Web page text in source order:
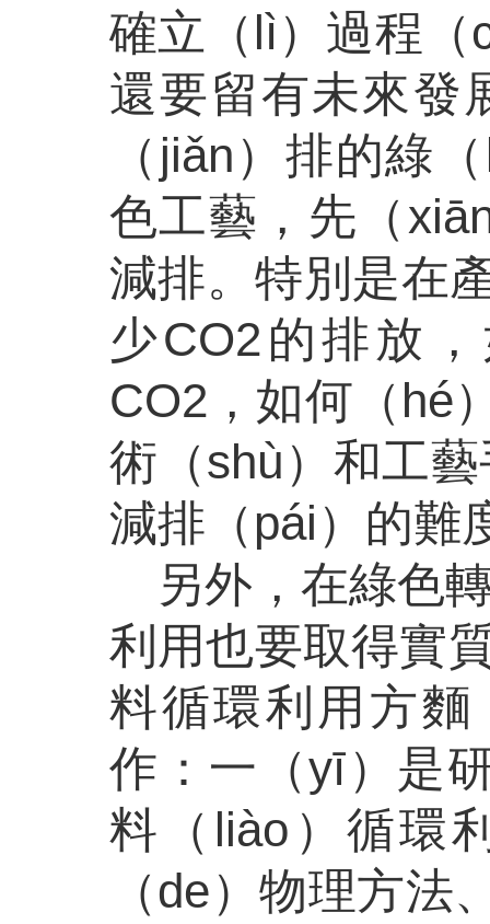
確立（lì）過程（
還要留有未來發
（jiǎn）排的綠
色工藝，先（
減排。特別是在
少CO2的排放
CO2，如何（hé
術（shù）和工
減排（pái）的難
另外，在綠色
利用也要取得實
料循環利用方
作：一（yī）是
料（liào）循環
（de）物理方